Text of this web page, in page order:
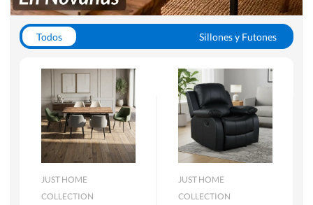
Todos
Sillones y Futones
Escritorios y Sillas PC
Racks y Muebles TV
Alfombras
JUST HOME
COLLECTION
JUST HOME
COLLECTION